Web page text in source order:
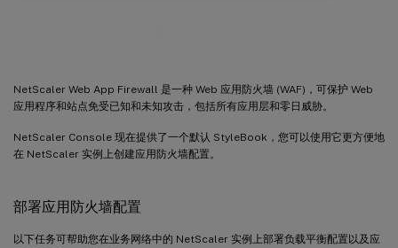
NetScaler Web App Firewall 是一种 Web 应用防火墙 (WAF)，可保护 Web
应用程序和站点免受已知和未知攻击，包括所有应用层和零日威胁。
NetScaler Console 现在提供了一个默认 StyleBook，您可以使用它更方便地
在 NetScaler 实例上创建应用防火墙配置。
部署应用防火墙配置
以下任务可帮助您在业务网络中的 NetScaler 实例上部署负载平衡配置以及应